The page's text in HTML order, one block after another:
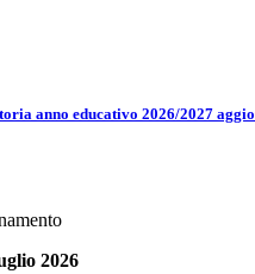
anno educativo 2026/2027
2026